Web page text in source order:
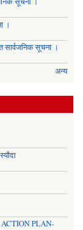
।
सार्वजनिक सूचना ।
अन्य
ACTION PLAN-